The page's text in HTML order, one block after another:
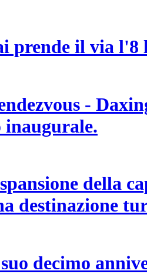
prende il via l'8
-
della
destinazione
decimo